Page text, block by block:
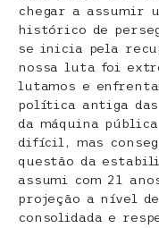
chegar a assumir
histórico de
se inicia pela
nossa luta foi
lutamos e
política antiga
da máquina
difícil, mas
questão da
assumi com 21
projeção a nível
consolidada e